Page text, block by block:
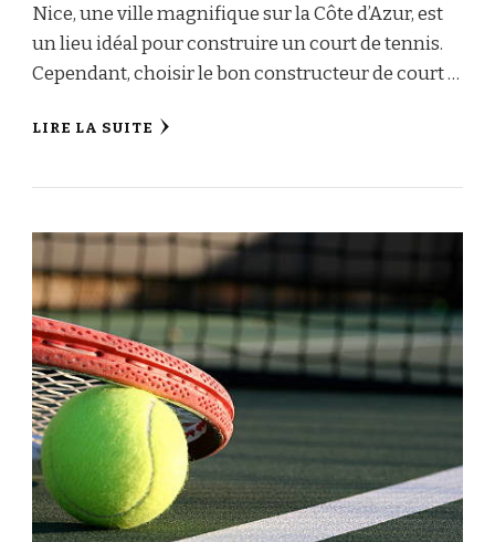
Nice, une ville magnifique sur la Côte d’Azur, est
un lieu idéal pour construire un court de tennis.
Cependant, choisir le bon constructeur de court …
LIRE LA SUITE